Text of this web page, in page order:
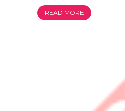
READ MORE